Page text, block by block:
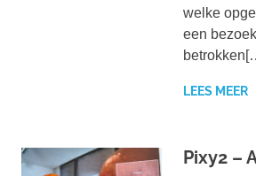
welke
een
LEES MEER
Pixy2 –